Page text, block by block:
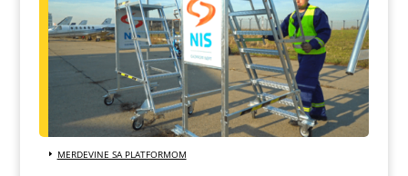
MERDEVINE SA PLATFORMOM